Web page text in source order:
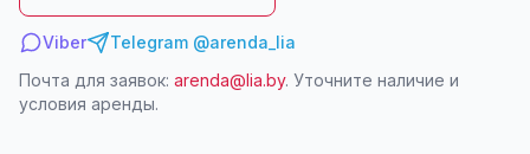
Viber
Telegram @arenda_lia
Почта для заявок: arenda@lia.by. Уточните наличие и
условия аренды.